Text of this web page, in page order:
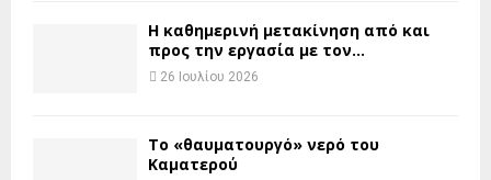
H καθημερινή μετακίνηση από και
προς την εργασία με τον...
26 Ιουλίου 2026
Το «θαυματουργό» νερό του
Καματερού